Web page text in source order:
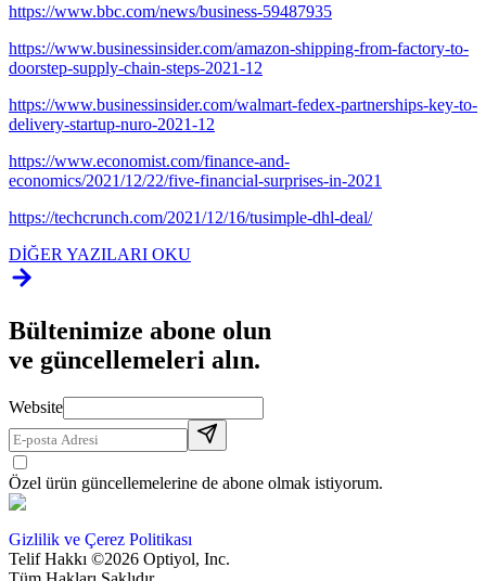
https://www.bbc.com/news/business-59487935
https://www.businessinsider.com/amazon-shipping-from-factory-to-
doorstep-supply-chain-steps-2021-12
https://www.businessinsider.com/walmart-fedex-partnerships-key-to-
delivery-startup-nuro-2021-12
https://www.economist.com/finance-and-
economics/2021/12/22/five-financial-surprises-in-2021
https://techcrunch.com/2021/12/16/tusimple-dhl-deal/
DİĞER YAZILARI OKU
Bültenimize abone olun
ve güncellemeleri alın.
Website
Özel ürün güncellemelerine de abone olmak istiyorum.
Gizlilik ve Çerez Politikası
Telif Hakkı ©2026 Optiyol, Inc.